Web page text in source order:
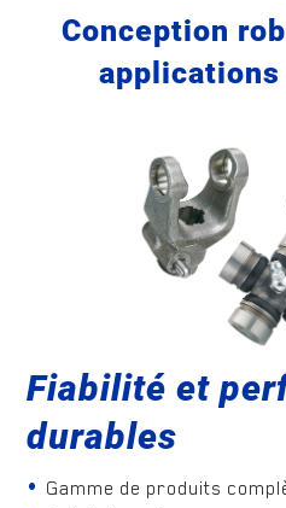
Conception
Fiabilité et
durables
Gamme de produits